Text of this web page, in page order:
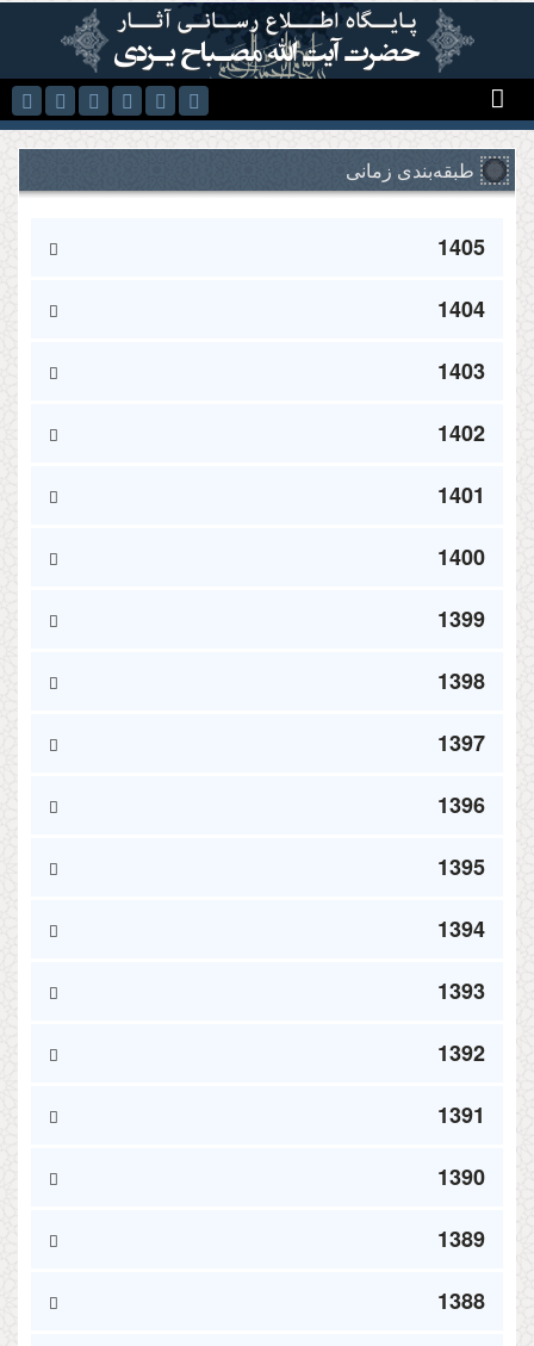
رفتن به محتوای اصلی
طبقه‌بندی زمانی
1405
1404
1403
1402
1401
1400
1399
1398
1397
1396
1395
1394
1393
1392
1391
1390
1389
1388